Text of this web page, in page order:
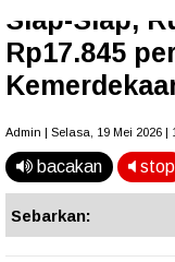
Siap-Siap,
Rp17.845
Admin | Selasa, 19 Mei 2026 |
bacakan stop
Sebarkan: